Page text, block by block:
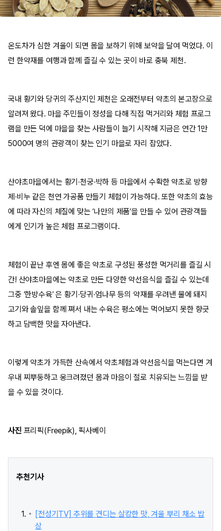
온도차가 심한 겨울이 되면 몸을 보하기 위해 보약을 달여 먹었다. 이
런 한약재를 여행과 함께 즐길 수 있는 곳이 바로 충북 제천.
국내 황기와 당귀의 주산지인 제천은 오래전부터 약초의 본고장으로
알려져 왔다. 마을 주민들이 정성을 다해 직접 먹거리와 체험 프로그
램을 만든 덕에 마을을 찾는 사람들이 늘기 시작해 지금은 연간 1만
5000여 명의 관광객이 찾는 인기 마을로 자리 잡았다.
산야초마을에서는 황기·천궁·박하 등 마을에서 수확한 약초로 방향
제·비누 같은 천연 가공품 만들기 체험이 가능하다. 또한 약초의 효능
에 따라 자신의 체질에 맞는 ‘나만의 제품’을 만들 수 있어 관광객들
에게 인기가 높은 체험 프로그램이다.
체험이 끝난 후엔 몸에 좋은 약초로 구성된 풍성한 먹거리를 즐길 시
간! 산야초마을에는 약초로 만든 다양한 약선음식을 즐길 수 있는데
그중 ‘한방수육’ 은 황기·당귀·엄나무 등의 약재를 우려낸 물에 돼지
고기와 솔잎을 함께 쪄서 내는 수육은 평소에는 먹어보지 못한 향긋
하고 담백한 맛을 자아낸다.
이렇게 약초가 가득한 산속에서 약초체험과 약선음식을 먹는다면 겨
우내 찌뿌둥하고 웅크려졌던 몸과 마음이 절로 치유되는 느낌을 받
을 수 있을 것이다.
사진 프리픽(Freepik), 픽사베이
추천기사
[전성기TV] 추위를 견디는 살캉한 맛, 겨울 뿌리 채소 밥
상